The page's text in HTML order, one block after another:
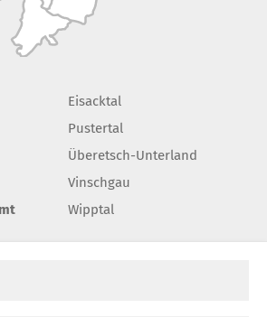
Eisacktal
Pustertal
Überetsch-Unterland
Vinschgau
Wipptal